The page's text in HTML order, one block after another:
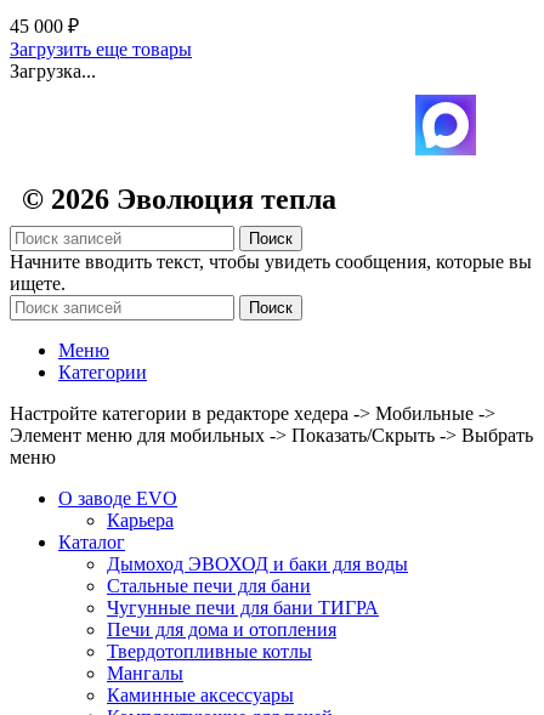
45 000 ₽
Загрузить еще товары
Загрузка...
© 2026 Эволюция тепла
Поиск
Начните вводить текст, чтобы увидеть сообщения, которые вы
ищете.
Поиск
Меню
Категории
Настройте категории в редакторе хедера -> Мобильные ->
Элемент меню для мобильных -> Показать/Скрыть -> Выбрать
меню
О заводе EVO
Карьера
Каталог
Дымоход ЭВОХОД и баки для воды
Стальные печи для бани
Чугунные печи для бани ТИГРА
Печи для дома и отопления
Твердотопливные котлы
Мангалы
Каминные аксессуары